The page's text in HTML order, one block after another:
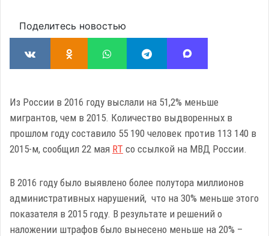
Поделитесь новостью
Из России в 2016 году выслали на 51,2% меньше
мигрантов, чем в 2015. Количество выдворенных в
прошлом году составило 55 190 человек против 113 140 в
2015-м, сообщил 22 мая RT со ссылкой на МВД России.
В 2016 году было выявлено более полутора миллионов
административных нарушений, что на 30% меньше этого
показателя в 2015 году. В результате и решений о
наложении штрафов было вынесено меньше на 20% –